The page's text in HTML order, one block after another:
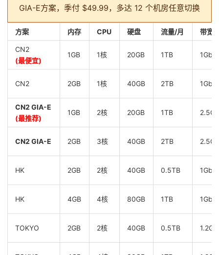
GIA-E方案，季付 $49.99，多达 12 个机房任意切换
方案 内存 CPU 硬盘 流量/月 带宽
CN2
(最便宜)
1GB 1核 20GB 1TB
CN2 2GB 1核 40GB 2TB
CN2 GIA-E
(最推荐)
1GB 2核 20GB 1TB
CN2 GIA-E 2GB 3核 40GB 2TB
HK 2GB 2核 40GB 0.5TB
HK 4GB 4核 80GB 1TB
TOKYO 2GB 2核 40GB 0.5TB